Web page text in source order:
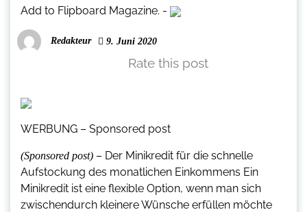
Add to Flipboard Magazine. -
Redakteur 9. Juni 2020
Rate this post
WERBUNG – Sponsored post
(Sponsored post) – Der Minikredit für die schnelle
Aufstockung des monatlichen Einkommens Ein
Minikredit ist eine flexible Option, wenn man sich
zwischendurch kleinere Wünsche erfüllen möchte